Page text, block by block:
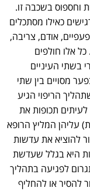
וחספוס בשכבה זו.
כאילו מסתכלים
אודם, צריבה,
אלו חולפים
בשתי העיניים
מסויים בין שתי
הריפוי הגיע
תכופות את
עליהן המליץ הרופא
להוציא את עדשות
היא בגלל שעדשת
לפגיעה בתהליך
להסיר או להחליף